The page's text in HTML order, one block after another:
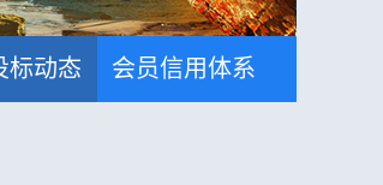
标动态 会员信用体系